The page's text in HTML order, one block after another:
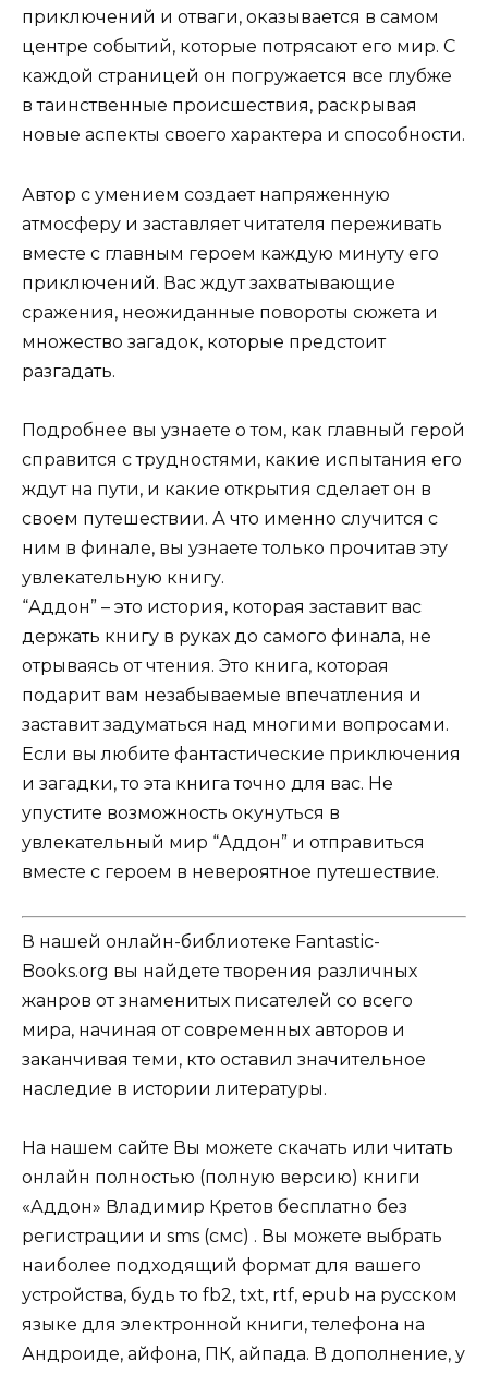
приключений и отваги, оказывается в самом
центре событий, которые потрясают его мир. С
каждой страницей он погружается все глубже
в таинственные происшествия, раскрывая
новые аспекты своего характера и способности.
Автор с умением создает напряженную
атмосферу и заставляет читателя переживать
вместе с главным героем каждую минуту его
приключений. Вас ждут захватывающие
сражения, неожиданные повороты сюжета и
множество загадок, которые предстоит
разгадать.
Подробнее вы узнаете о том, как главный герой
справится с трудностями, какие испытания его
ждут на пути, и какие открытия сделает он в
своем путешествии. А что именно случится с
ним в финале, вы узнаете только прочитав эту
увлекательную книгу.
“Аддон” – это история, которая заставит вас
держать книгу в руках до самого финала, не
отрываясь от чтения. Это книга, которая
подарит вам незабываемые впечатления и
заставит задуматься над многими вопросами.
Если вы любите фантастические приключения
и загадки, то эта книга точно для вас. Не
упустите возможность окунуться в
увлекательный мир “Аддон” и отправиться
вместе с героем в невероятное путешествие.
В нашей онлайн-библиотеке Fantastic-
Books.org вы найдете творения различных
жанров от знаменитых писателей со всего
мира, начиная от современных авторов и
заканчивая теми, кто оставил значительное
наследие в истории литературы.
На нашем сайте Вы можете скачать или читать
онлайн полностью (полную версию) книги
«Аддон» Владимир Кретов бесплатно без
регистрации и sms (смс) . Вы можете выбрать
наиболее подходящий формат для вашего
устройства, будь то fb2, txt, rtf, epub на русском
языке для электронной книги, телефона на
Андроиде, айфона, ПК, айпада. В дополнение, у